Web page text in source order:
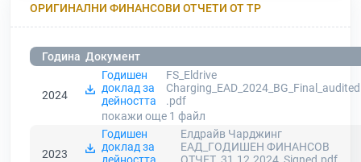
ОРИГИНАЛНИ ФИНАНСОВИ ОТЧЕТИ ОТ ТР
Година Документ
2024
Годишен
доклад за
дейността
FS_Eldrive
Charging_EAD_2024_BG_Final_audited
.pdf
покажи още 1 файл
2023
Годишен
доклад за
Елдрайв Чарджинг
ЕАД_ГОДИШЕН ФИНАНСОВ